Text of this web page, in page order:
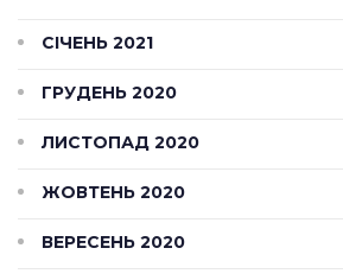
СІЧЕНЬ 2021
ГРУДЕНЬ 2020
ЛИСТОПАД 2020
ЖОВТЕНЬ 2020
ВЕРЕСЕНЬ 2020